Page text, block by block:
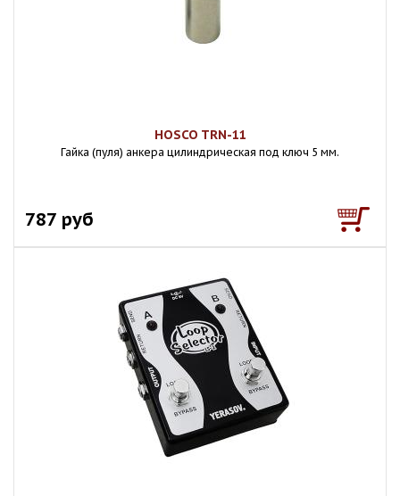
HOSCO TRN-11
Гайка (пуля) анкера цилиндрическая под ключ 5 мм.
787 руб